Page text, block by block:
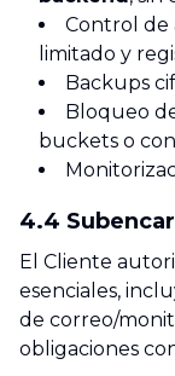
Control de
limitado y
Backups
Bloqueo
buckets o
4.4
El Cliente
esenciales,
de correo/
obligaciones